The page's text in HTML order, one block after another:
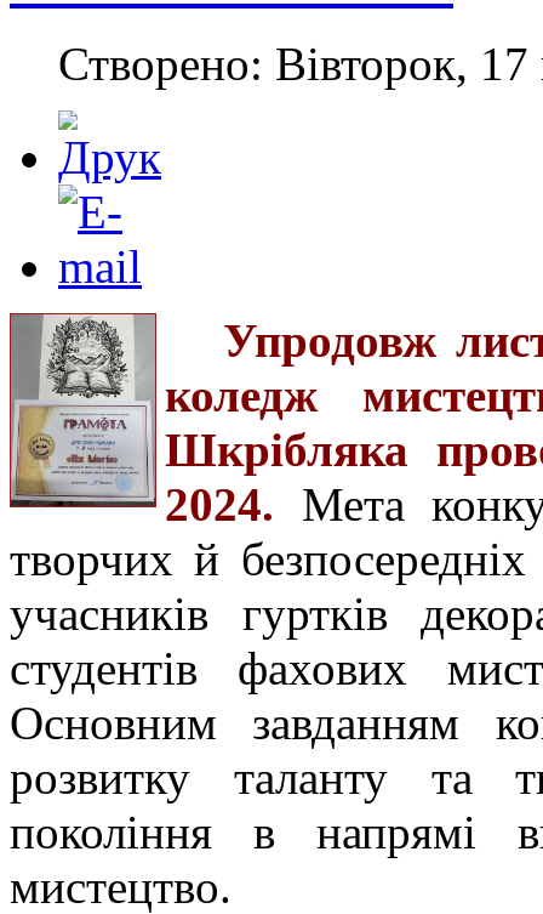
Створено: Вівторок,
Упродовж
коледж
Шкрібляка
2024.
Мета
творчих й
учасників гуртків
студентів фахових
Основним завданням
розвитку таланту та
покоління в напрямі
мистецтво.